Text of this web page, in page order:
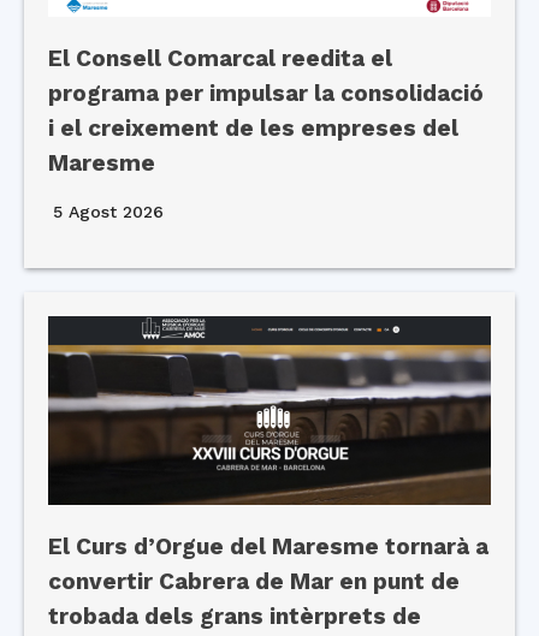
El Consell Comarcal reedita el
programa per impulsar la consolidació
i el creixement de les empreses del
Maresme
5 Agost 2026
El Curs d’Orgue del Maresme tornarà a
convertir Cabrera de Mar en punt de
trobada dels grans intèrprets de